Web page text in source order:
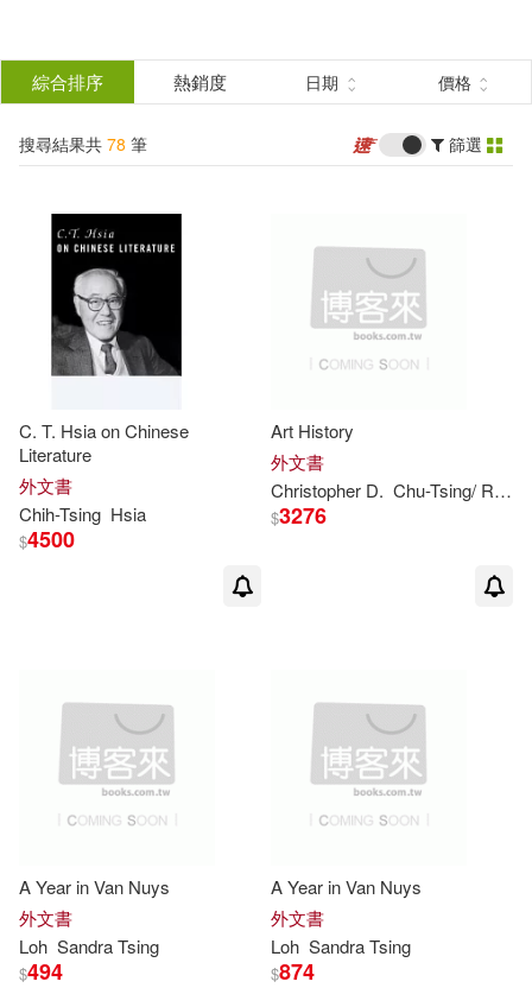
結
分類 (單選)
所有商品(78) 圖書(75)
影音(2)
作者 (可複選)
Tsing(17) Loh(13)
Sandra Tsing(13)
Anna Lowenhaupt(12)
Anna Lowenhaupt (EDT)(3)
Building Energy Research Center
Shao-Kwan(3) Staunton(3)
Alder(2)
展開
Ingram(55)
Lightning Source Inc(2)
綜合排序 熱銷度 日期 價格
搜尋結果共 78 筆 篩選
C. T. Hsia on Chinese
Literature
外文書
Chih-Tsing Hsia
$4500
Art History
外文書
Christopher D. Chu-Tsing/ Rhie
$3276
A Year in Van Nuys
外文書
Loh SandraTsing
$494
A Year in Van Nuys
外文書
Loh SandraTsing
$874